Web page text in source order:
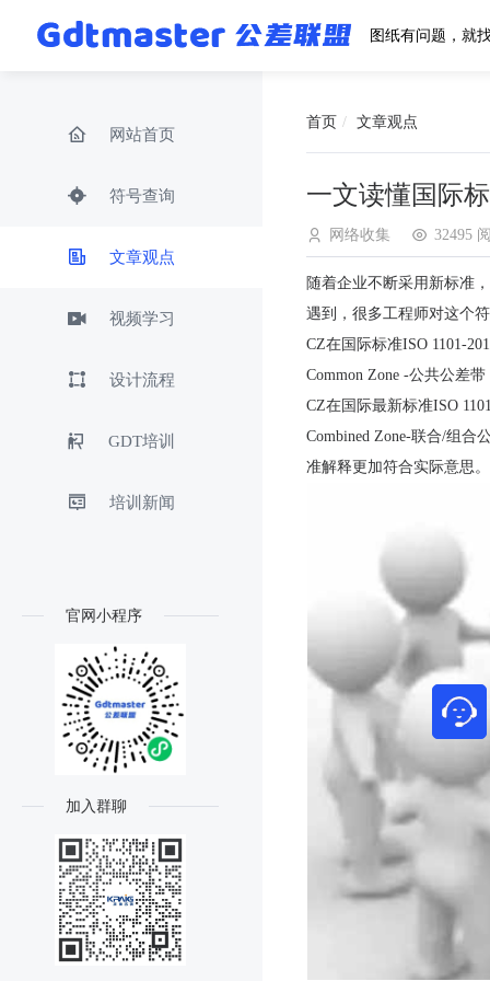
图纸有问题，就
网站首页
符号查询
文章观点
视频学习
设计流程
GDT培训
培训新闻
官网小程序
加入群聊
首页 文章观点
一文读懂国际
网络收集 32495
随着企业不断采用新标准
遇到，很多工程师对这个
CZ在国际标准ISO 1101-
Common Zone -公共公差带
CZ在国际最新标准ISO
Combined Zone-联合/组合
准解释更加符合实际意思。